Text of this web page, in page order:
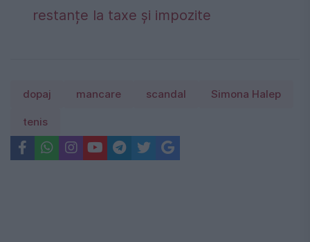
restanțe la taxe și impozite
dopaj mancare scandal Simona Halep
tenis